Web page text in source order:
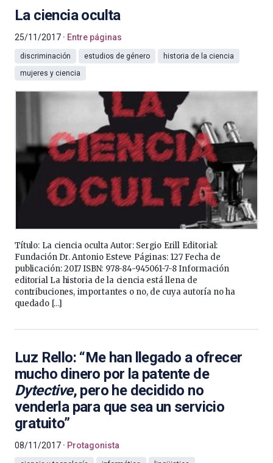
La ciencia oculta
25/11/2017 Entre páginas
discriminación estudios de género
historia de la ciencia
mujeres y ciencia
Título: La ciencia oculta Autor: Sergio Erill Editorial:
Fundación Dr. Antonio Esteve Páginas: 127 Fecha de
publicación: 2017 ISBN: 978-84-945061-7-8 Información
editorial La historia de la ciencia está llena de
contribuciones, importantes o no, de cuya autoría no ha
quedado […]
Luz Rello: “Me han llegado a ofrecer
mucho dinero por la patente de
Dytective, pero he decidido no
venderla para que sea un servicio
gratuito”
08/11/2017 Protagonista